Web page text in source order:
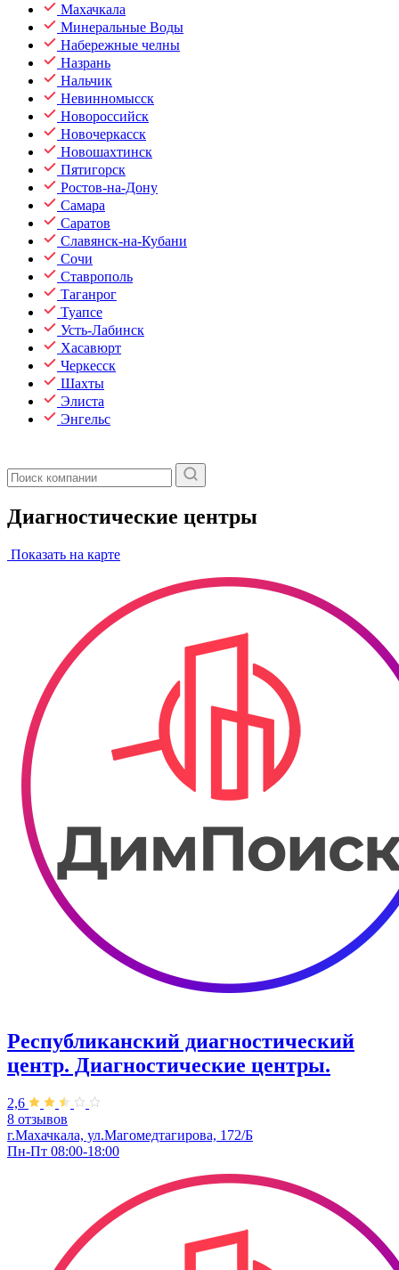
Махачкала
Минеральные Воды
Набережные челны
Назрань
Нальчик
Невинномысск
Новороссийск
Новочеркасск
Новошахтинск
Пятигорск
Ростов-на-Дону
Самара
Саратов
Славянск-на-Кубани
Сочи
Ставрополь
Таганрог
Туапсе
Усть-Лабинск
Хасавюрт
Черкесск
Шахты
Элиста
Энгельс
Диагностические центры
Показать на карте
Республиканский диагностический
центр. Диагностические центры.
2,6
8 отзывов
г.Махачкала, ул.Магомедтагирова, 172/Б
Пн-Пт 08:00-18:00